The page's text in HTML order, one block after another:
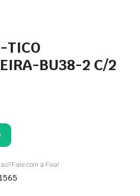
TICO
BU38-2 C/2
Fale com a Fixa!